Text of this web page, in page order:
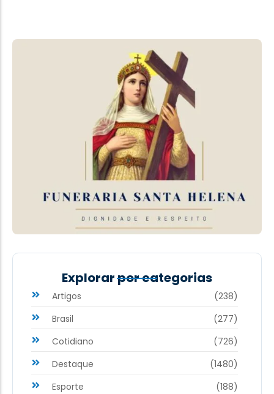
Explorar por categorias
Artigos
(238)
Brasil
(277)
Cotidiano
(726)
Destaque
(1480)
Esporte
(188)